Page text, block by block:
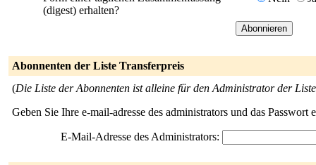
(digest) erhalten?
Abonnenten der Liste Transferpreis
(Die Liste der Abonnenten ist alleine für den Administrator der
Geben Sie Ihre e-mail-adresse des administrators und das
E-Mail-Adresse des Administrators: